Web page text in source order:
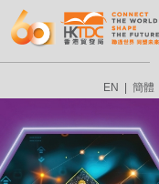
EN 簡體